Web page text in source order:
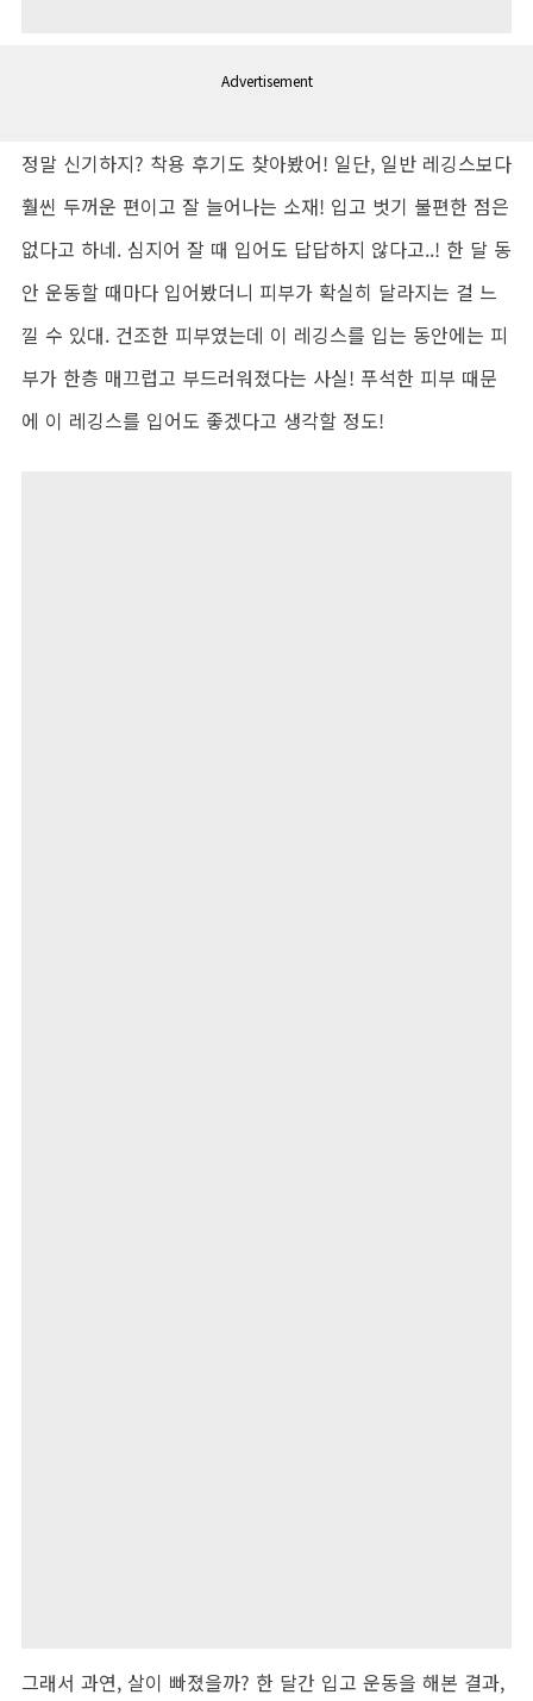
Advertisement
정말 신기하지? 착용 후기도 찾아봤어! 일단, 일반 레깅스보다
훨씬 두꺼운 편이고 잘 늘어나는 소재! 입고 벗기 불편한 점은
없다고 하네. 심지어 잘 때 입어도 답답하지 않다고..! 한 달 동
안 운동할 때마다 입어봤더니 피부가 확실히 달라지는 걸 느
낄 수 있대. 건조한 피부였는데 이 레깅스를 입는 동안에는 피
부가 한층 매끄럽고 부드러워졌다는 사실! 푸석한 피부 때문
에 이 레깅스를 입어도 좋겠다고 생각할 정도!
그래서 과연, 살이 빠졌을까? 한 달간 입고 운동을 해본 결과,